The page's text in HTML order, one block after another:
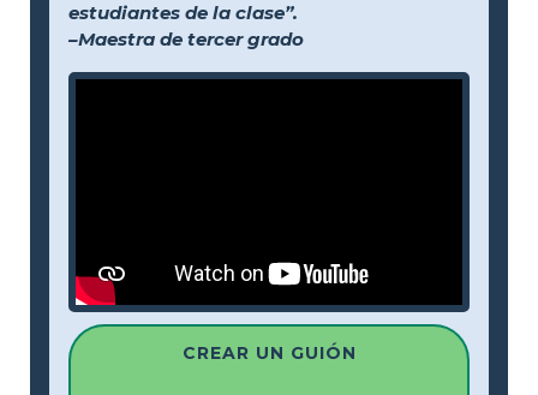
estudiantes de la clase”.
–Maestra de tercer grado
CREAR UN GUIÓN